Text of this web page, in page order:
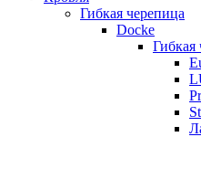
Гибкая черепица
Docke
Гибкая